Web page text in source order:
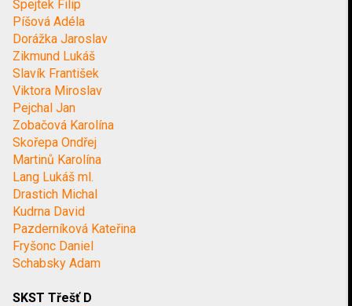
Špejtek Filip
Píšová Adéla
Dorážka Jaroslav
Zikmund Lukáš
Slavík František
Viktora Miroslav
Pejchal Jan
Zobačová Karolína
Skořepa Ondřej
Martinů Karolína
Lang Lukáš ml.
Drastich Michal
Kudrna David
Pazderníková Kateřina
Fryšonc Daniel
Schabsky Adam
SKST Třešť D